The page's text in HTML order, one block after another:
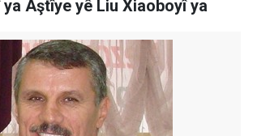
Aştîye yê Liu Xiaoboyî ya